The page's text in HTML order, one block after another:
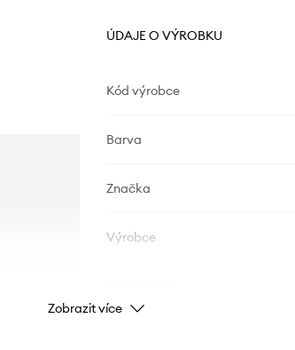
ÚDAJE O VÝROBKU
Kód výrobce
Barva
Značka
Výrobce
Zobrazit více